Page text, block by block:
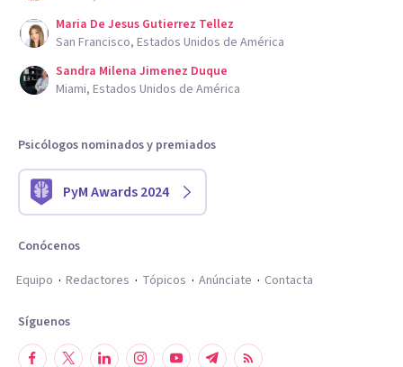
Maria De Jesus Gutierrez Tellez
San Francisco, Estados Unidos de América
Sandra Milena Jimenez Duque
Miami, Estados Unidos de América
Psicólogos nominados y premiados
PyM Awards 2024
Conócenos
Equipo
Redactores Tópicos Anúnciate Contacta
Síguenos